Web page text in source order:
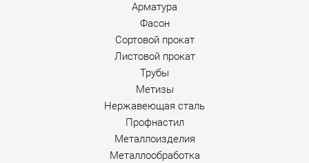
Арматура
Фасон
Сортовой прокат
Листовой прокат
Трубы
Метизы
Нержавеющая сталь
Профнастил
Металлоизделия
Металлообработка